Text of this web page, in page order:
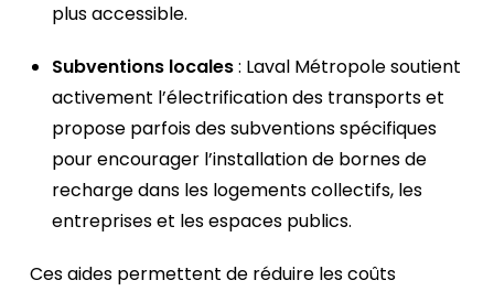
plus accessible.
Subventions locales: Laval Métropole soutient
activement l’électrification des transports et
propose parfois des subventions spécifiques
pour encourager l’installation de bornes de
recharge dans les logements collectifs, les
entreprises et les espaces publics.
Ces aides permettent de réduire les coûts